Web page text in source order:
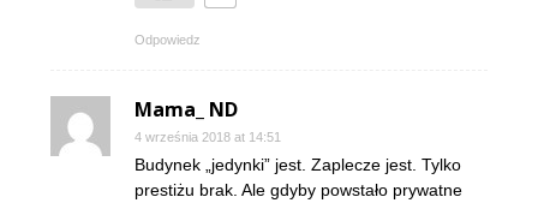
Odpowiedz
Mama_ ND
4 września 2018 at 14:51
Budynek „jedynki” jest. Zaplecze jest. Tylko
prestiżu brak. Ale gdyby powstało prywatne